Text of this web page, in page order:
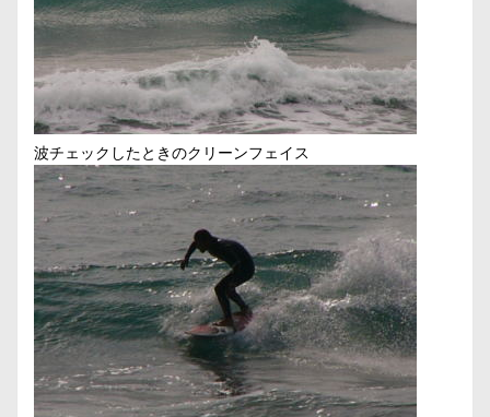
波チェックしたときのクリーンフェイス